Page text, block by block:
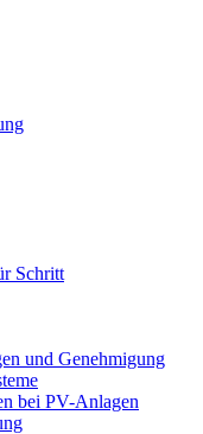
Schritt
und Genehmigung
bei PV-Anlagen